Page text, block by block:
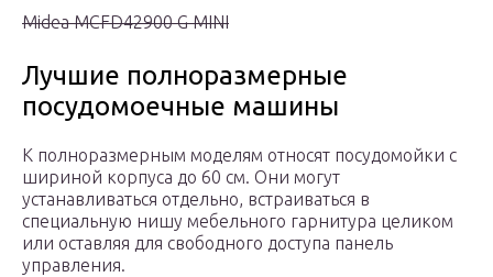
Midea MCFD42900 G MINI
Лучшие полноразмерные
посудомоечные машины
К полноразмерным моделям относят посудомойки с
шириной корпуса до 60 см. Они могут
устанавливаться отдельно, встраиваться в
специальную нишу мебельного гарнитура целиком
или оставляя для свободного доступа панель
управления.